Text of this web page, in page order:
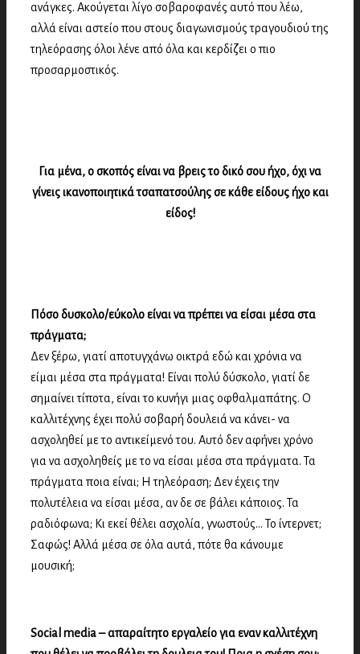
ανάγκες. Ακούγεται λίγο σοβαροφανές αυτό που λέω,
αλλά είναι αστείο που στους διαγωνισμούς τραγουδιού της
τηλεόρασης όλοι λένε από όλα και κερδίζει ο πιο
προσαρμοστικός.
Για μένα, ο σκοπός είναι να βρεις το δικό σου ήχο, όχι να
γίνεις ικανοποιητικά τσαπατσούλης σε κάθε είδους ήχο και
είδος!
Πόσο δυσκολο/εύκολο είναι να πρέπει να είσαι μέσα στα
πράγματα;
Δεν ξέρω, γιατί αποτυγχάνω οικτρά εδώ και χρόνια να
είμαι μέσα στα πράγματα! Eίναι πολύ δύσκολο, γιατί δε
σημαίνει τίποτα, είναι το κυνήγι μιας οφθαλμαπάτης. Ο
καλλιτέχνης έχει πολύ σοβαρή δουλειά να κάνει- να
ασχοληθεί με το αντικείμενό του. Αυτό δεν αφήνει χρόνο
για να ασχοληθείς με το να είσαι μέσα στα πράγματα. Τα
πράγματα ποια είναι; Η τηλεόραση; Δεν έχεις την
πολυτέλεια να είσαι μέσα, αν δε σε βάλει κάποιος. Τα
ραδιόφωνα; Κι εκεί θέλει ασχολία, γνωστούς… Το ίντερνετ;
Σαφώς! Αλλά μέσα σε όλα αυτά, πότε θα κάνουμε
μουσική;
Social media – απαραίτητο εργαλείο για εναν καλλιτέχνη